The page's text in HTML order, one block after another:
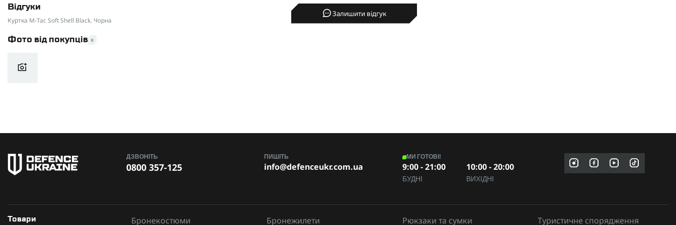
Виробник M-TAC
Відгуки
Куртка M-Tac Soft Shell Black. Чорна
Залишити відгук
Фото від покупців 0
ДЗВОНІТЬ
0800 357-125
ПИШІТЬ
info@defenceukr.com.ua
МИ ГОТОВІ!
9:00 - 21:00
БУДНІ
10:00 - 20:00
ВИХІДНІ
Товари Бронекостюми Бронежилети Рюкзаки та сумки Туристичне спорядження